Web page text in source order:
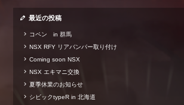
最近の投稿
コペン in 群馬
NSX RFY リアバンパー取り付け
Coming soon NSX
NSX エキマニ交換
夏季休業のお知らせ
シビックtypeR in 北海道